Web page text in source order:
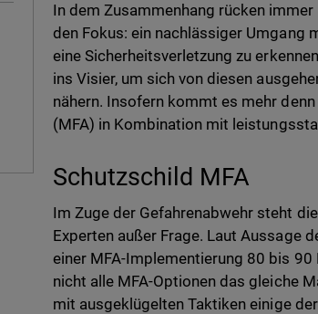
In dem Zusammenhang rücken
den Fokus: ein nachlässiger Umgang
eine Sicherheitsverletzung zu
ins Visier, um sich von diesen
nähern. Insofern kommt es mehr
(MFA) in Kombination mit
Schutzschild MFA
Im Zuge der Gefahrenabwehr steht
Experten außer Frage. Laut Aussage
einer MFA-Implementierung 80 bis
nicht alle MFA-Optionen das gleiche
mit ausgeklügelten Taktiken einige